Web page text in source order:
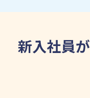
新入社員